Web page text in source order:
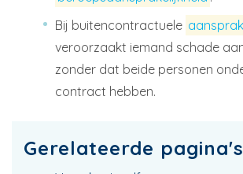
Bij buitencontractuele
veroorzaakt iemand schade
zonder dat beide personen
contract hebben.
Gerelateerde pagina's